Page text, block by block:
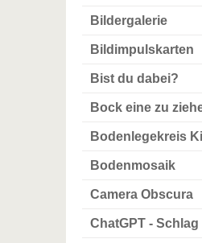
Bildergalerie
Bildimpulskarten
Bist du dabei?
Bock eine zu
Bodenlegekreis
Bodenmosaik
Camera Obscura
ChatGPT - Schlag